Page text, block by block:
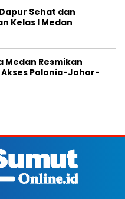
Sehat dan
Kelas I Medan
Medan Resmikan
Polonia-Johor-